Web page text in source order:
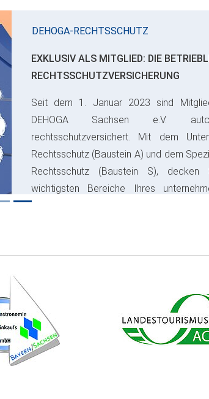
DEHOGA-RECHTSSCHUTZ
EXKLUSIV ALS MITGLIED: DIE
RECHTSSCHUTZVERSICHERUNG
Seit dem 1. Januar 2023 sind
DEHOGA Sachsen e.V.
rechtsschutzversichert. Mit dem
Rechtsschutz (Baustein A) und dem
Rechtsschutz (Baustein S), decken
wichtigsten Bereiche Ihres
Risikos ab und sparen bares Geld.